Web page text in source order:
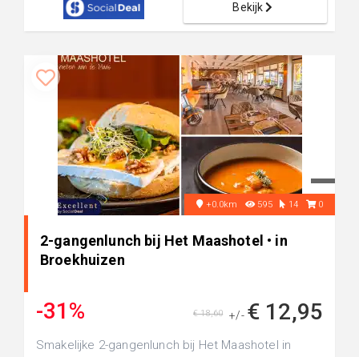
Bekijk
+0.0km 595 14 0
2-gangenlunch bij Het Maashotel • in
Broekhuizen
-31% +/- € 12,95
€ 18,60
Smakelijke 2-gangenlunch bij Het Maashotel in